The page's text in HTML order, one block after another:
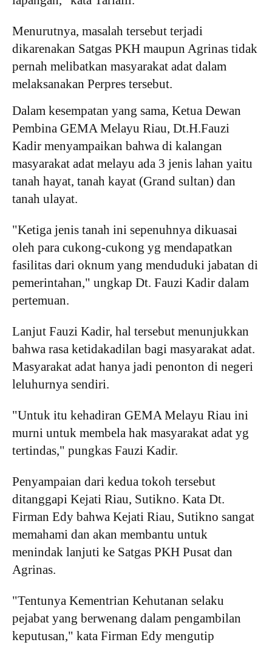
Menurutnya, masalah tersebut terjadi
dikarenakan Satgas PKH maupun Agrinas tidak
pernah melibatkan masyarakat adat dalam
melaksanakan Perpres tersebut.
Dalam kesempatan yang sama, Ketua Dewan
Pembina GEMA Melayu Riau, Dt.H.Fauzi
Kadir menyampaikan bahwa di kalangan
masyarakat adat melayu ada 3 jenis lahan yaitu
tanah hayat, tanah kayat (Grand sultan) dan
tanah ulayat.
"Ketiga jenis tanah ini sepenuhnya dikuasai
oleh para cukong-cukong yg mendapatkan
fasilitas dari oknum yang menduduki jabatan di
pemerintahan," ungkap Dt. Fauzi Kadir dalam
pertemuan.
Lanjut Fauzi Kadir, hal tersebut menunjukkan
bahwa rasa ketidakadilan bagi masyarakat adat.
Masyarakat adat hanya jadi penonton di negeri
leluhurnya sendiri.
"Untuk itu kehadiran GEMA Melayu Riau ini
murni untuk membela hak masyarakat adat yg
tertindas," pungkas Fauzi Kadir.
Penyampaian dari kedua tokoh tersebut
ditanggapi Kejati Riau, Sutikno. Kata Dt.
Firman Edy bahwa Kejati Riau, Sutikno sangat
memahami dan akan membantu untuk
menindak lanjuti ke Satgas PKH Pusat dan
Agrinas.
"Tentunya Kementrian Kehutanan selaku
pejabat yang berwenang dalam pengambilan
keputusan," kata Firman Edy mengutip